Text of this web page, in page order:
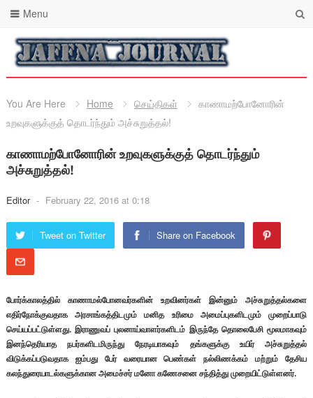
Menu
You Are Here Home செய்திகள்
காணாமற்போனோரின்
உறவுகளுக்குத் தொடர்ந்தும் அச்சுறுத்தல்!
காணாமற்போனோரின் உறவுகளுக்குத் தொடர்ந்தும்
அச்சுறுத்தல்!
Editor - February 22, 2016 at 0:18
Tweet on Twitter Share on Facebook
போர்க்காலத்தில் காணாமல்போனவர்களின் உறவினர்கள் இன்னும் அச்சுறுத்தல்களை
எதிர்நோக்குவதாக அரசாங்கத்திடமும் மனித உரிமை அமைப்புகளிடமும் முறைப்பாடு
செய்யப்பட்டுள்ளது. இராணுவப் புலனாய்வாளர்களிடம் இருந்தே தொலைபேசி மூலமாகவும்
இனந்தெரியாத நபர்களிடமிருந்து நேரடியாகவும் தங்களுக்கு உயிர் அச்சுறுத்தல்
விடுக்கப்படுவதாக ஐம்பது பேர் வரையான பெண்கள் நல்லிணக்கம் மற்றும் தேசிய
கலந்துரையாடல்களுக்கான அமைச்சர் மனோ கணேசனை சந்தித்து முறையிட்டுள்ளனர்.